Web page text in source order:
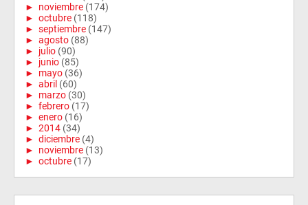
► noviembre (174)
► octubre (118)
► septiembre (147)
► agosto (88)
► julio (90)
► junio (85)
► mayo (36)
► abril (60)
► marzo (30)
► febrero (17)
► enero (16)
► 2014 (34)
► diciembre (4)
► noviembre (13)
► octubre (17)